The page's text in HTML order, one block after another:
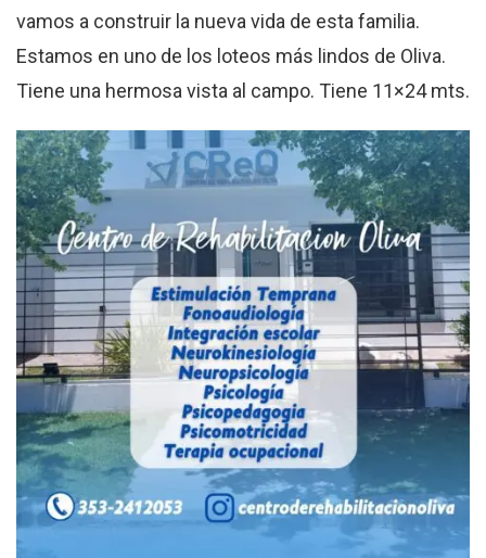
vamos a construir la nueva vida de esta familia.
Estamos en uno de los loteos más lindos de Oliva.
Tiene una hermosa vista al campo. Tiene 11×24 mts.